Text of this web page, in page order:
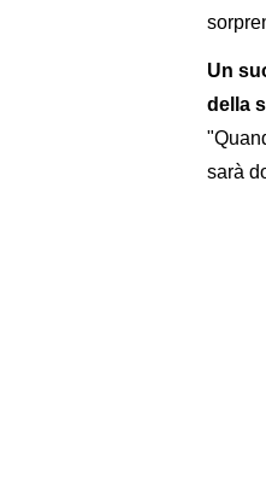
Un
della
sarà